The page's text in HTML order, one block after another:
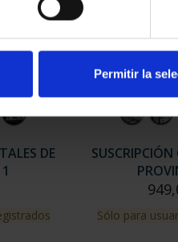
Permitir la
DE
Sólo para